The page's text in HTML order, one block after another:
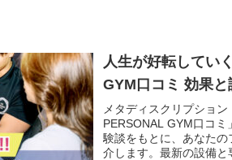
人生が好転してい
GYM口コミ 効果と
メタディスクリプショ
PERSONAL GYM口コ
験談をもとに、あなた
介します。最新の設備と